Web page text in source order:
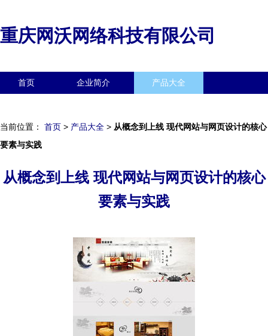
重庆网沃网络科技有限公司
首页 企业简介 产品大全
当前位置： 首页 > 产品大全 > 从概念到上线 现代网站与网页设计的核心
要素与实践
从概念到上线 现代网站与网页设计的核心
要素与实践